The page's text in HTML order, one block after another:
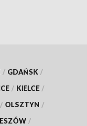
/ GDAŃSK /
/ KIELCE /
/ OLSZTYN /
/